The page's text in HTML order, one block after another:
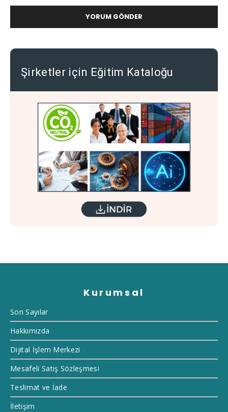
Şirketler için Eğitim Kataloğu
Kurumsal
Son Sayılar
Hakkımızda
Dijital İşlem Merkezi
Mesafeli Satış Sözleşmesi
Teslimat ve İade
İletişim